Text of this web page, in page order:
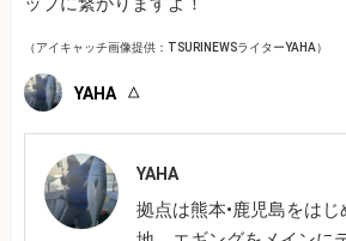
（アイキャッチ画像提供：TSURINEWSライターYAHA）
YAHA
YAHA
拠点は熊本•鹿児島をは